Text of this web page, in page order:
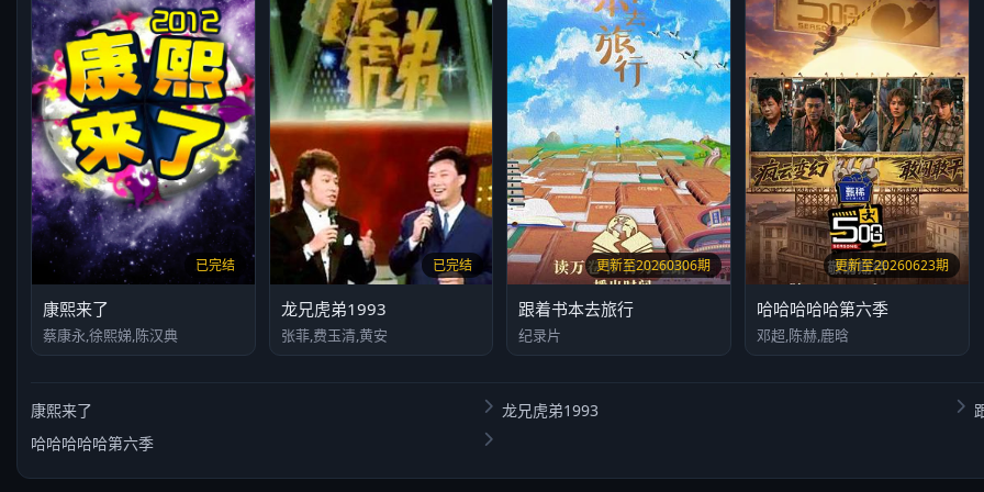
已完结
康熙来了
蔡康永,徐熙娣,陈汉典
已完结
龙兄虎弟1993
张菲,费玉清,黄安
更新至20260306期
跟着书本去旅行
纪录片
更新至20260623期
哈哈哈哈哈第六季
邓超,陈赫,鹿晗
康熙来了 龙兄虎弟1993
哈哈哈哈哈第六季